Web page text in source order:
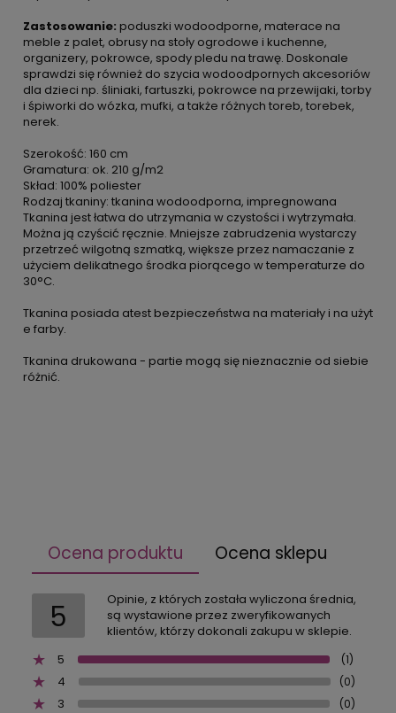
Zastosowanie: poduszki wodoodporne, materace na
meble z palet, obrusy na stoły ogrodowe i kuchenne,
organizery, pokrowce, spody pledu na trawę. Doskonale
sprawdzi się również do szycia wodoodpornych akcesoriów
dla dzieci np. śliniaki, fartuszki, pokrowce na przewijaki, torby
i śpiworki do wózka, mufki, a także różnych toreb, torebek,
nerek.
Szerokość: 160 cm
Gramatura: ok. 210 g/m2
Skład: 100% poliester
Rodzaj tkaniny: tkanina wodoodporna, impregnowana
Tkanina jest łatwa do utrzymania w czystości i wytrzymała.
Można ją czyścić ręcznie. Mniejsze zabrudzenia wystarczy
przetrzeć wilgotną szmatką, większe przez namaczanie z
użyciem delikatnego środka piorącego w temperaturze do
30°C.
Tkanina posiada atest bezpieczeństwa na materiały i na użyt
e farby.
Tkanina drukowana - partie mogą się nieznacznie od siebie
różnić.
Ocena produktu Ocena sklepu
5
Opinie, z których została wyliczona średnia,
są wystawione przez zweryfikowanych
klientów, którzy dokonali zakupu w sklepie.
5
(1)
4 (0)
3 (0)